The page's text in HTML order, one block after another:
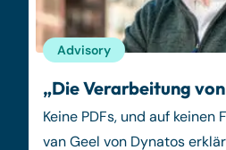
„Die Verarbeitung
Keine PDFs, und auf keinen
van Geel von Dynatos
Advisory